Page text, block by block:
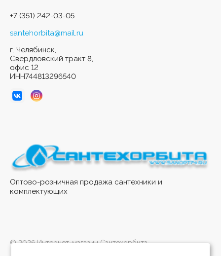
Оптово-розничная продажа сантехники и
комплектующих
+7 (351) 242-03-05
santehorbita@mail.ru
г. Челябинск,
Свердловский тракт 8,
офис 12
ИНН744813296540
© 2026 Интернет-магазин Сантехорбита